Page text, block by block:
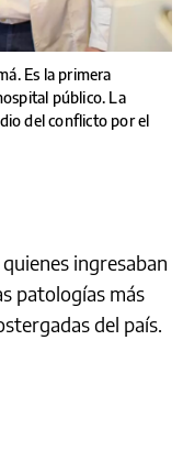
Es la primera
público. La
del conflicto por el
ingresaban
patologías más
del país.